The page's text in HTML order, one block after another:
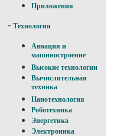
Приложения
- Технология
Авиация и
машиностроение
Высокие технологии
Вычислительная
техника
Нанотехнология
Роботехника
Энергетика
Электроника